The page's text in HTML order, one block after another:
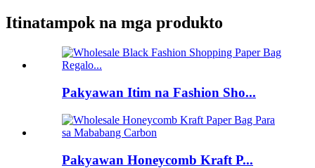
Itinatampok na mga produkto
Pakyawan Itim na Fashion Sho...
Pakyawan Honeycomb Kraft P...